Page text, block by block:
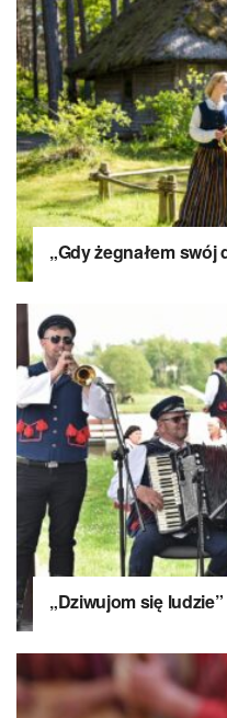
„Gdy żegnałem swój
„Dziwujom się ludzie”